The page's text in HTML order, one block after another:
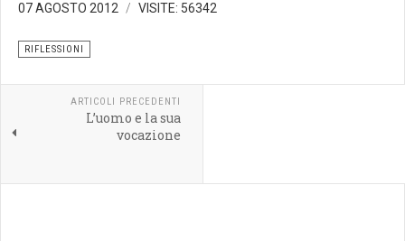
07 AGOSTO 2012 VISITE: 56342
RIFLESSIONI
ARTICOLI PRECEDENTI
L’uomo e la sua
vocazione